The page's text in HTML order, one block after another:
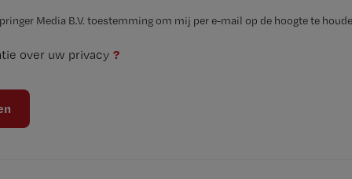
Media B.V. toestemming om mij per e-mail op de hoogte te
over uw privacy ?